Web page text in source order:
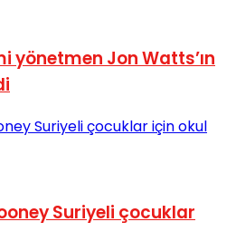
yönetmen Jon Watts’ın
Suriyeli çocuklar